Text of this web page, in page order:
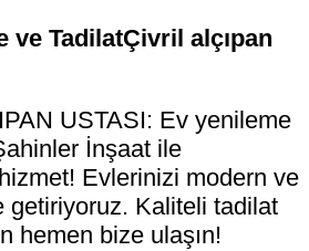
ve TadilatÇivril alçıpan
USTASI: Ev yenileme
İnşaat ile
Evlerinizi modern ve
getiriyoruz. Kaliteli tadilat
hemen bize ulaşın!